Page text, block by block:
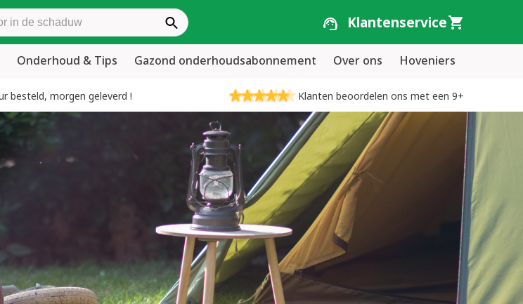
Klantenservice
Onderhoud & Tips Gazond onderhoudsabonnement Over ons Hoveniers
besteld, morgen geleverd ! Klanten beoordelen ons met een 9+